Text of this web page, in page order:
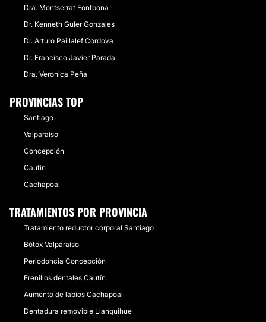
Dra. Montserrat Fontbona
Dr. Kenneth Guler Gonzales
Dr. Arturo Paillalef Cordova
Dr. Francisco Javier Parada
Dra. Veronica Peña
PROVINCIAS TOP
Santiago
Valparaíso
Concepción
Cautín
Cachapoal
TRATAMIENTOS POR PROVINCIA
Tratamiento reductor corporal Santiago
Bótox Valparaíso
Periodoncia Concepción
Frenillos dentales Cautín
Aumento de labios Cachapoal
Dentadura removible Llanquihue